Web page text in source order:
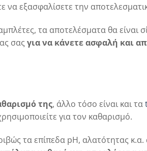
να εξασφαλίσετε την
τα αποτελέσματα θα είναι
σας για να κάνετε ασφαλή και
της, άλλο τόσο είναι και τα
για τον καθαρισμό.
τα επίπεδα pH, αλατότητας